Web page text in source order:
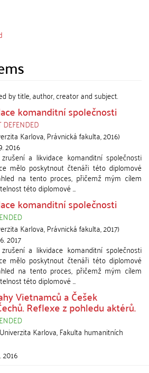
by title, author, creator and subject.
komanditní společnosti
DEFENDED
Karlova, Právnická fakulta,2016)
2016
a likvidace komanditní společnosti
mělo poskytnout čtenáři této diplomové
na tento proces, přičemž mým cílem
této diplomové ...
komanditní společnosti
Karlova, Právnická fakulta,2017)
2017
a likvidace komanditní společnosti
mělo poskytnout čtenáři této diplomové
na tento proces, přičemž mým cílem
této diplomové ...
Vietnamců a Češek
Reflexe z pohledu aktérů.
Univerzita Karlova, Fakulta humanitních
2016